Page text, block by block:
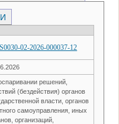
02-2026-000037-12
решений,
(бездействия) органов
власти, органов
самоуправления, иных
организаций,